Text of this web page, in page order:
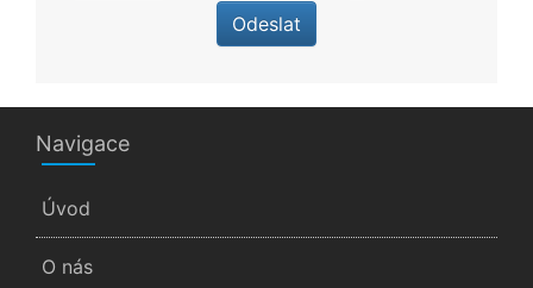
Odeslat
Navigace
Úvod
O nás